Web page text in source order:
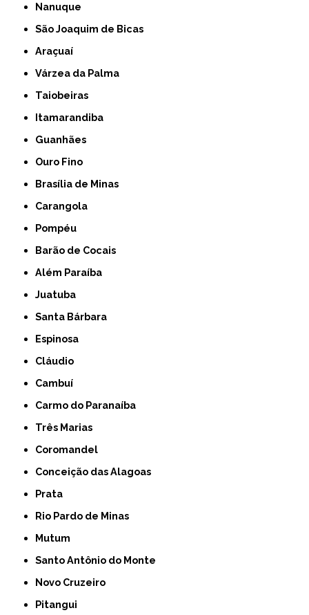
Nanuque
São Joaquim de Bicas
Araçuaí
Várzea da Palma
Taiobeiras
Itamarandiba
Guanhães
Ouro Fino
Brasília de Minas
Carangola
Pompéu
Barão de Cocais
Além Paraíba
Juatuba
Santa Bárbara
Espinosa
Cláudio
Cambuí
Carmo do Paranaíba
Três Marias
Coromandel
Conceição das Alagoas
Prata
Rio Pardo de Minas
Mutum
Santo Antônio do Monte
Novo Cruzeiro
Pitangui